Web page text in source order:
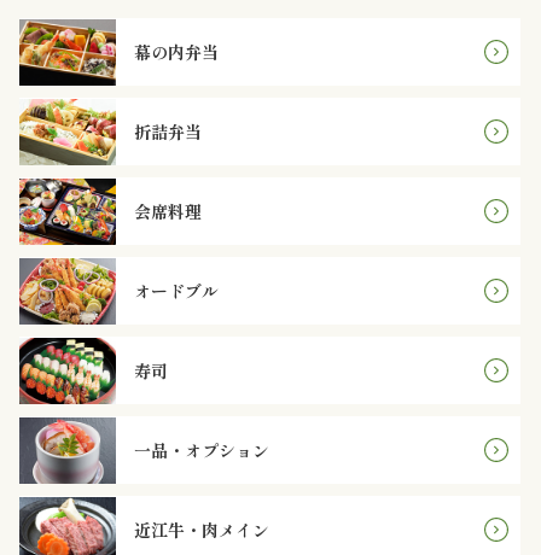
ド
ブ
ル
寿
司
一
品・
オ
プ
シ
幕の内弁当
折詰弁当
会席料理
オードブル
寿司
一品・オプション
近江牛・肉メイン